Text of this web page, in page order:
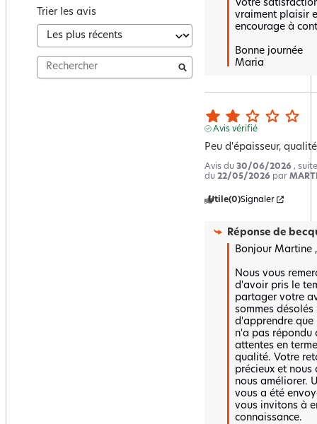
Trier les avis
Votre
vraiment plaisir
encourage à
Bonne journée
Maria
Avis vérifié
Peu d'épaisseur,
Avis du 30/06/2026 ,
du 22/05/2026 par
Utile(0)Signaler
Réponse de
Bonjour Martine ,
Nous vous
d'avoir pris le
partager votre
sommes désolés
d'apprendre que
n'a pas répondu
attentes en
qualité. Votre
précieux et nous
nous améliorer.
vous a été
vous invitons à
connaissance.